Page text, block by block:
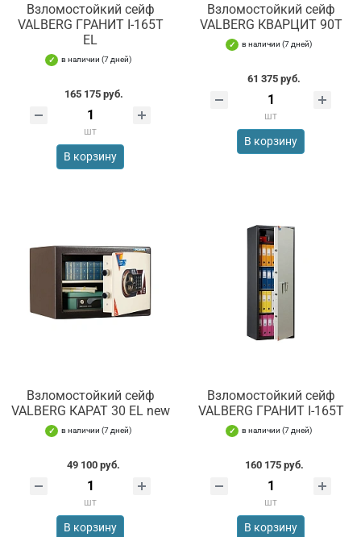
Взломостойкий сейф
VALBERG ГРАНИТ I-165T
EL
в наличии (7 дней)
165 175 руб.
шт
В корзину
Взломостойкий сейф
VALBERG КВАРЦИТ 90Т
в наличии (7 дней)
61 375 руб.
шт
В корзину
Взломостойкий сейф
VALBERG КАРАТ 30 EL new
в наличии (7 дней)
49 100 руб.
шт
В корзину
Взломостойкий сейф
VALBERG ГРАНИТ I-165T
в наличии (7 дней)
160 175 руб.
шт
В корзину